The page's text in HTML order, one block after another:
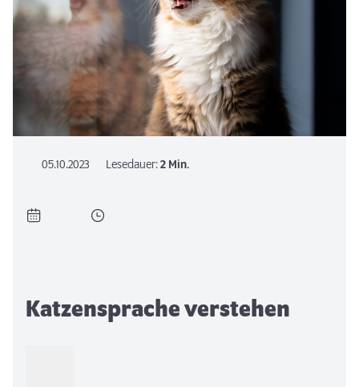
05.10.2023 Lesedauer:2 Min.
Katzensprache verstehen